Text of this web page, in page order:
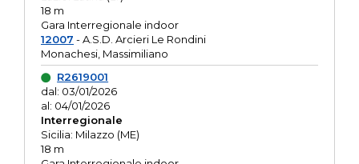
18 m
Gara Interregionale indoor
12007 - A.S.D. Arcieri Le Rondini
Monachesi, Massimiliano
R2619001
dal: 03/01/2026
al: 04/01/2026
Interregionale
Sicilia: Milazzo (ME)
18 m